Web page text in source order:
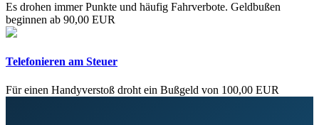
Es drohen immer Punkte und häufig Fahrverbote. Geldbußen
beginnen ab 90,00 EUR
Telefonieren am Steuer
Für einen Handyverstoß droht ein Bußgeld von 100,00 EUR